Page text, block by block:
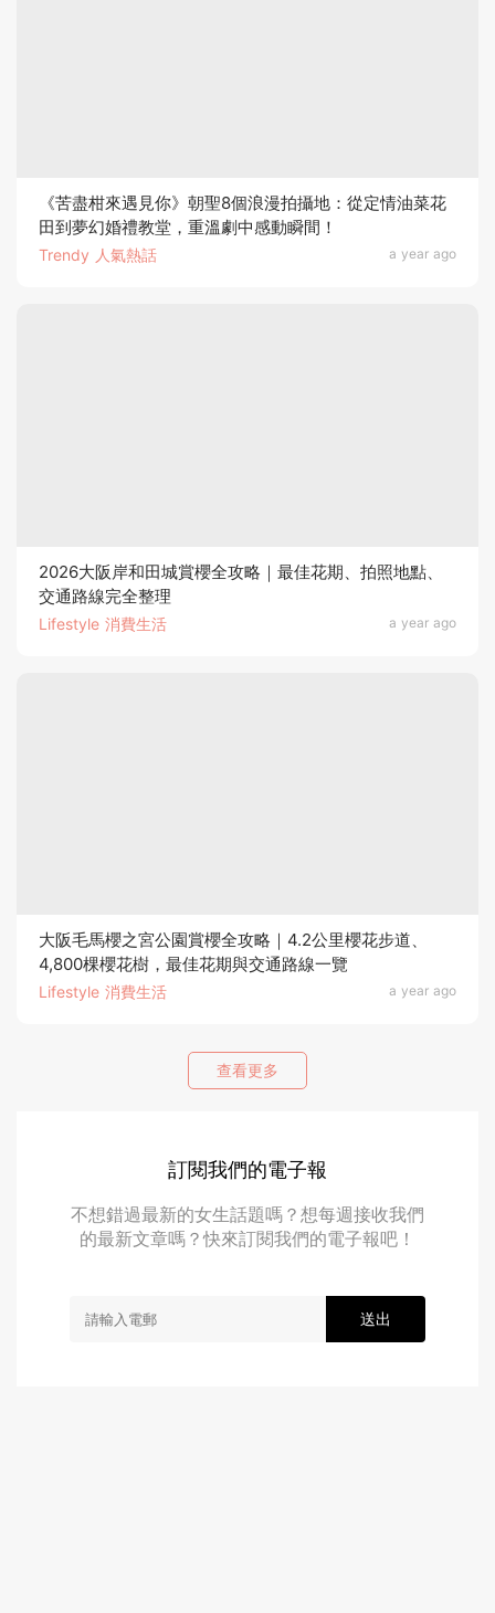
Trendy 人氣熱話 a year ago
《苦盡柑來遇見你》朝聖8個浪漫拍攝地：從定情油菜花
田到夢幻婚禮教堂，重溫劇中感動瞬間！
Lifestyle 消費生活 a year ago
2026大阪岸和田城賞櫻全攻略｜最佳花期、拍照地點、
交通路線完全整理
Lifestyle 消費生活 a year ago
大阪毛馬櫻之宮公園賞櫻全攻略｜4.2公里櫻花步道、
4,800棵櫻花樹，最佳花期與交通路線一覽
查看更多
訂閱我們的電子報
不想錯過最新的女生話題嗎？想每週接收我們
的最新文章嗎？快來訂閱我們的電子報吧！
送出